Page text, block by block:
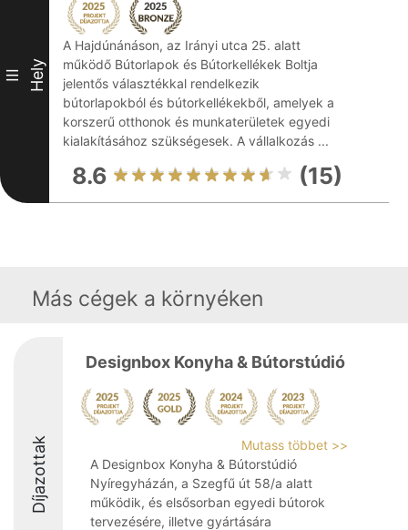
III Hely
A Hajdúnánáson, az Irányi utca 25. alatt
működő Bútorlapok és Bútorkellékek Boltja
jelentős választékkal rendelkezik
bútorlapokból és bútorkellékekből, amelyek a
korszerű otthonok és munkaterületek egyedi
kialakításához szükségesek. A vállalkozás ...
8.6 (15)
Más cégek a környéken
Díjazottak
Designbox Konyha & Bútorstúdió
Mutass többet >>
A Designbox Konyha & Bútorstúdió
Nyíregyházán, a Szegfű út 58/a alatt
működik, és elsősorban egyedi bútorok
tervezésére, illetve gyártására